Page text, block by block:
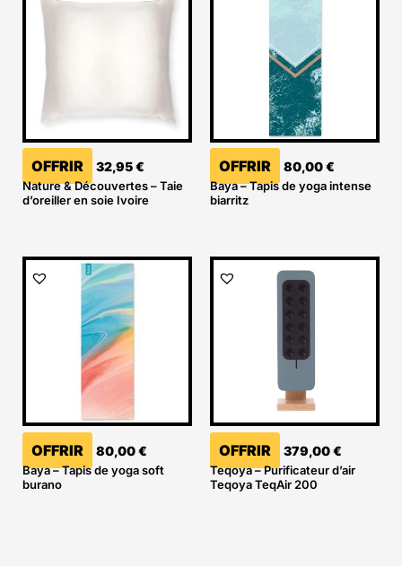
OFFRIR 32,95€
Nature & Découvertes – Taie
d’oreiller en soie Ivoire
OFFRIR 80,00€
Baya – Tapis de yoga intense
biarritz
OFFRIR 80,00€
Baya – Tapis de yoga soft
burano
OFFRIR 379,00€
Teqoya – Purificateur d’air
Teqoya TeqAir 200